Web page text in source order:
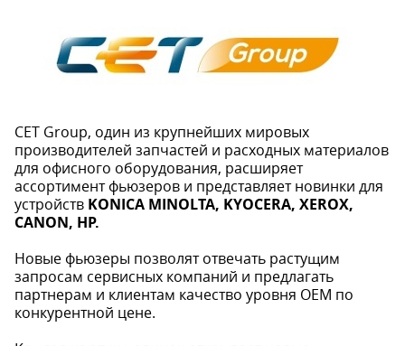
CET Group, один из крупнейших мировых
производителей запчастей и расходных материалов
для офисного оборудования, расширяет
ассортимент фьюзеров и представляет новинки для
устройств KONICA MINOLTA, KYOCERA, XEROX,
CANON, HP.
Новые фьюзеры позволят отвечать растущим
запросам сервисных компаний и предлагать
партнерам и клиентам качество уровня OEM по
конкурентной цене.